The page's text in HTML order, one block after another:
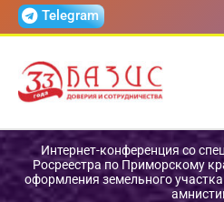
ПерейтиTelegram
Интернет-конференция со
Росреестра по Приморскому
оформления земельного